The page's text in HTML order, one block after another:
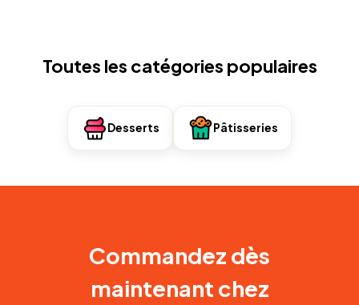
Toutes les catégories populaires
Desserts Pâtisseries
Commandez dès
maintenant chez